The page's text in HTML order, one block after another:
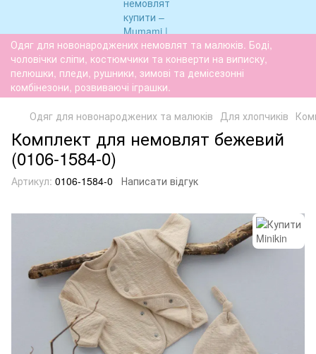
Одяг для новонароджених немовлят та малюків. Боді,
чоловічки сліпи, костюмчики та конверти на виписку,
пелюшки, пледи, рушники, зимові та демісезонні
комбінезони, розвиваючі іграшки.
Одяг для новонароджених та малюків Для хлопчиків
Комплект для немовлят бежевий
(0106-1584-0)
Артикул: 0106-1584-0 Написати відгук